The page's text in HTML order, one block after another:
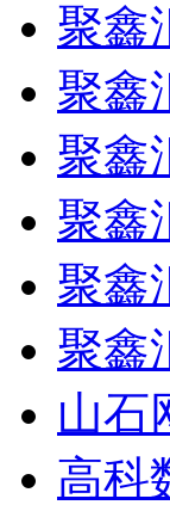
聚鑫
聚鑫
聚鑫
聚鑫
聚鑫
聚鑫
山石
高科